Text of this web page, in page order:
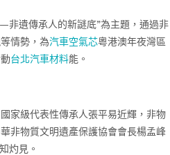
非遺傳承人的新謎底”為主題，通過非
情勢，為汽車空氣芯粵港澳年夜灣區
台北汽車材料能。
家級代表性傳承人張平易近輝，非物
非物質文明遺產保護協會會長楊孟峰
灼見。